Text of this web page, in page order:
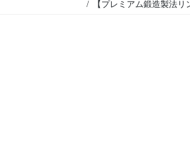
【プレミアム鍛造製法